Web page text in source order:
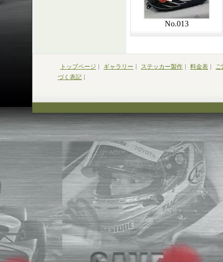
No.013
トップページ ギャラリー ステッカー製作 料金表
ご
づく表記